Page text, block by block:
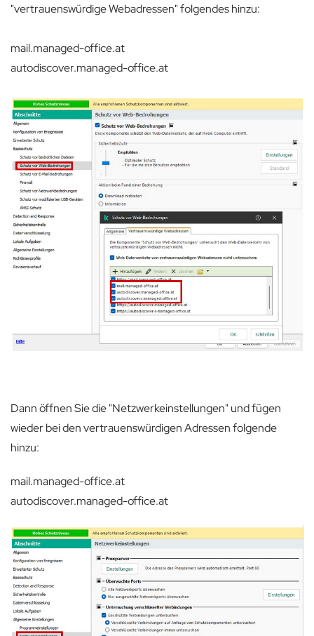
"vertrauenswürdige Webadressen" folgendes hinzu:
mail.managed-office.at
autodiscover.managed-office.at
Dann öffnen Sie die "Netzwerkeinstellungen" und fügen
wieder bei den vertrauenswürdigen Adressen folgende
hinzu:
mail.managed-office.at
autodiscover.managed-office.at